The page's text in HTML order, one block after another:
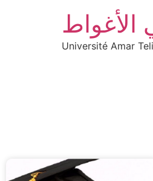
الأغواط
Université Amar